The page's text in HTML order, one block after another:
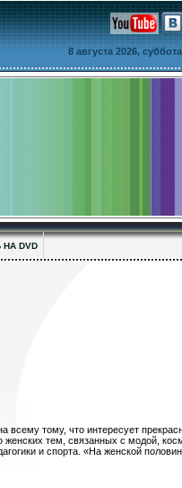
8 августа 2026, суббота
НА DVD
тому, что интересует
женских тем, связанных с модой,
и спорта. «На женской